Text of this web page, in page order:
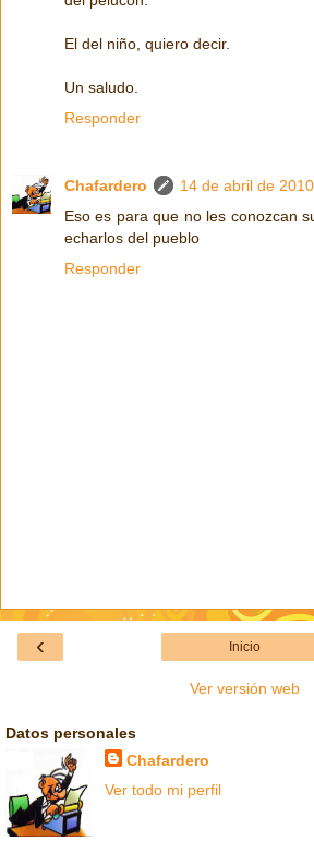
El del niño, quiero decir.
Un saludo.
Responder
Chafardero
14 de abril de
Eso es para que no les conozcan
echarlos del pueblo
Responder
‹ Inicio
Ver versión web
Datos personales
Chafardero
Ver todo mi perfil